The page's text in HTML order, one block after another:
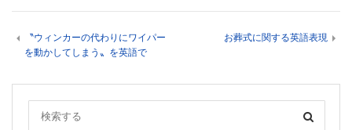
〝ウィンカーの代わりにワイパー
を動かしてしまう〟を英語で
お葬式に関する英語表現